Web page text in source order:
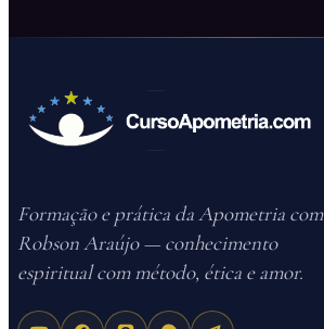
Formação e prática da Apometria com
Robson Araújo — conhecimento
espiritual com método, ética e amor.